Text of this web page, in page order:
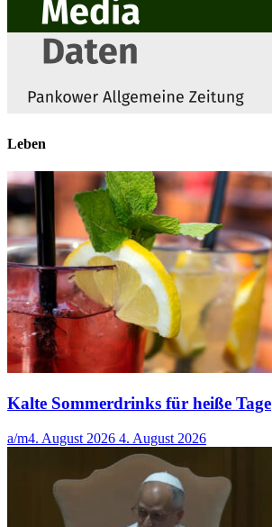
Leben
Kalte Sommerdrinks für heiße Tage
a/m4. August 2026 4. August 2026